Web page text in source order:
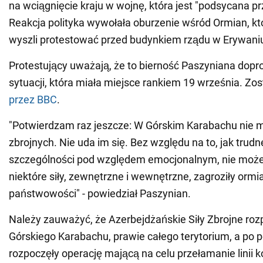
na wciągnięcie kraju w wojnę, która jest "podsycana
Reakcja polityka wywołała oburzenie wśród Ormian,
wyszli protestować przed budynkiem rządu w
Protestujący uważają, że to bierność Paszyniana
sytuacji, która miała miejsce rankiem 19 września.
przez BBC.
"Potwierdzam raz jeszcze: W Górskim Karabachu nie
zbrojnych. Nie uda im się. Bez względu na to, jak
szczególności pod względem emocjonalnym, nie
niektóre siły, zewnętrzne i wewnętrzne, zagroziły
państwowości" - powiedział Paszynian.
Należy zauważyć, że Azerbejdżańskie Siły Zbrojne
Górskiego Karabachu, prawie całego terytorium, a po
rozpoczęły operację mającą na celu przełamanie linii